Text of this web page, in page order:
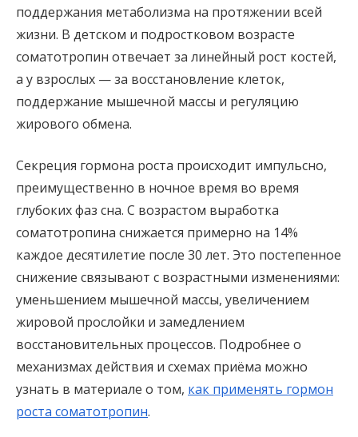
поддержания метаболизма на протяжении всей
жизни. В детском и подростковом возрасте
соматотропин отвечает за линейный рост костей,
а у взрослых — за восстановление клеток,
поддержание мышечной массы и регуляцию
жирового обмена.
Секреция гормона роста происходит импульсно,
преимущественно в ночное время во время
глубоких фаз сна. С возрастом выработка
соматотропина снижается примерно на 14%
каждое десятилетие после 30 лет. Это постепенное
снижение связывают с возрастными изменениями:
уменьшением мышечной массы, увеличением
жировой прослойки и замедлением
восстановительных процессов. Подробнее о
механизмах действия и схемах приёма можно
узнать в материале о том, как применять гормон
роста соматотропин.